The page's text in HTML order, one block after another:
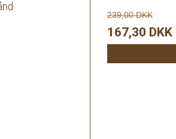
239,00 DKK
167,30 DKK